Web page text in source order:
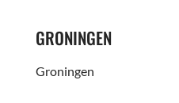
GRONINGEN
Groningen